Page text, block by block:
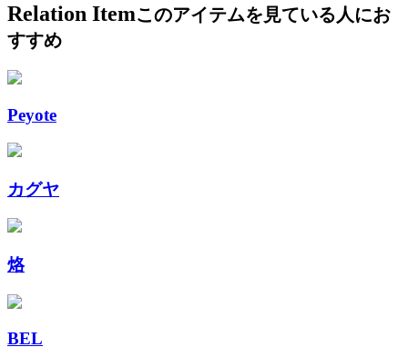
Relation Itemこのアイテムを見ている人にお
すすめ
Peyote
カグヤ
烙
BEL